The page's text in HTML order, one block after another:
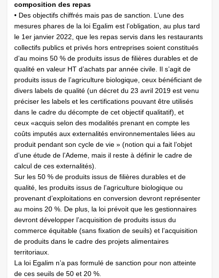
composition des repas
• Des objectifs chiffrés mais pas de sanction. L’une des
mesures phares de la loi Egalim est l’obligation, au plus tard
le 1er janvier 2022, que les repas servis dans les restaurants
collectifs publics et privés hors entreprises soient constitués
d’au moins 50 % de produits issus de filières durables et de
qualité en valeur HT d’achats par année civile. Il s’agit de
produits issus de l’agriculture biologique, ceux bénéficiant de
divers labels de qualité (un décret du 23 avril 2019 est venu
préciser les labels et les certifications pouvant être utilisés
dans le cadre du décompte de cet objectif qualitatif), et
ceux «acquis selon des modalités prenant en compte les
coûts imputés aux externalités environnementales liées au
produit pendant son cycle de vie » (notion qui a fait l’objet
d’une étude de l’Ademe, mais il reste à définir le cadre de
calcul de ces externalités).
Sur les 50 % de produits issus de filières durables et de
qualité, les produits issus de l’agriculture biologique ou
provenant d’exploitations en conversion devront représenter
au moins 20 %. De plus, la loi prévoit que les gestionnaires
devront développer l’acquisition de produits issus du
commerce équitable (sans fixation de seuils) et l’acquisition
de produits dans le cadre des projets alimentaires
territoriaux.
La loi Egalim n’a pas formulé de sanction pour non atteinte
de ces seuils de 50 et 20 %.